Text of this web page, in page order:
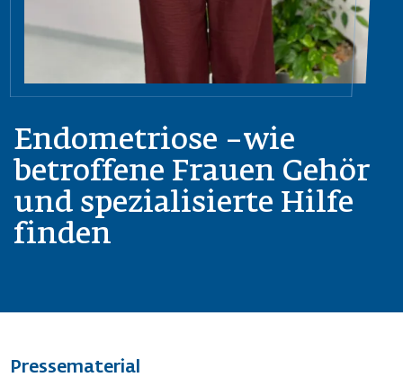
Endometriose –wie
betroffene Frauen Gehör
und spezialisierte Hilfe
finden
Pressematerial